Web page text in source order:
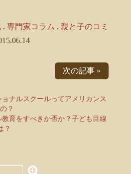
. 専門家コラム . 親と子のコミ
次の記事 »
ョナルスクールってアメリカンス
？
育をすべきか否か？子ども目線
？